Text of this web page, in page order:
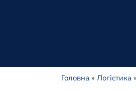
Головна » Логістика »